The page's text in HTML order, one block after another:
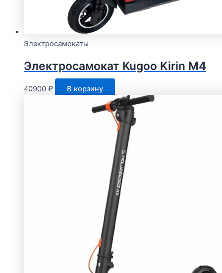
Электросамокаты
Электросамокат Kugoo Kirin M4
40900 ₽ В корзину